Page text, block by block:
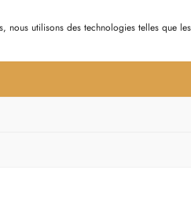
nous utilisons des technologies telles que